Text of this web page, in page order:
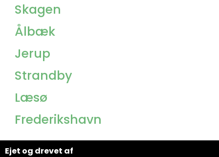
Skagen
Ålbæk
Jerup
Strandby
Læsø
Frederikshavn
Ejet og drevet af